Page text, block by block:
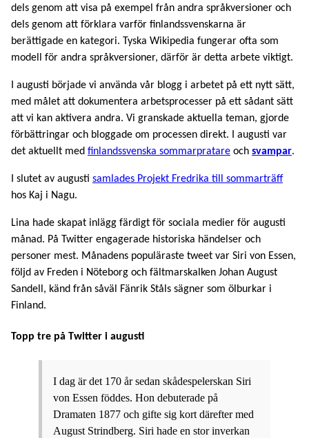
dels genom att visa på exempel från andra språkversioner och
dels genom att förklara varför finlandssvenskarna är
berättigade en kategori. Tyska Wikipedia fungerar ofta som
modell för andra språkversioner, därför är detta arbete viktigt.
I augusti började vi använda vår blogg i arbetet på ett nytt sätt,
med målet att dokumentera arbetsprocesser på ett sådant sätt
att vi kan aktivera andra. Vi granskade aktuella teman, gjorde
förbättringar och bloggade om processen direkt. I augusti var
det aktuellt med finlandssvenska sommarpratare och svampar.
I slutet av augusti samlades Projekt Fredrika till sommarträff
hos Kaj i Nagu.
Lina hade skapat inlägg färdigt för sociala medier för augusti
månad. På Twitter engagerade historiska händelser och
personer mest. Månadens populäraste tweet var Siri von Essen,
följd av Freden i Nöteborg och fältmarskalken Johan August
Sandell, känd från såväl Fänrik Ståls sägner som ölburkar i
Finland.
Topp tre på Twitter i augusti
I dag är det 170 år sedan skådespelerskan Siri
von Essen föddes. Hon debuterade på
Dramaten 1877 och gifte sig kort därefter med
August Strindberg. Siri hade en stor inverkan